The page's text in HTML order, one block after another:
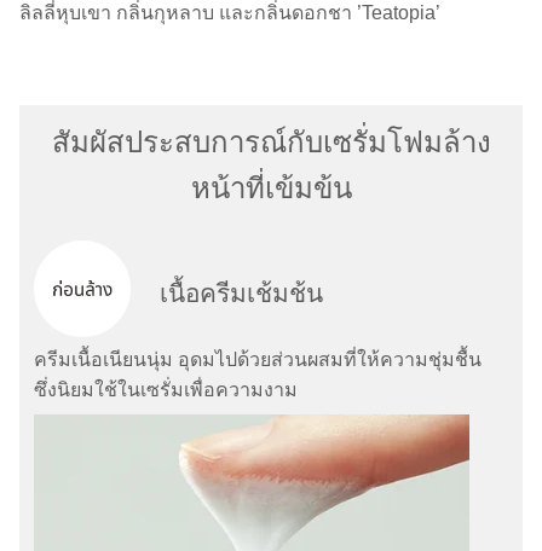
ลิลลี่หุบเขา กลิ่นกุหลาบ และกลิ่นดอกชา ’Teatopia’
สัมผัสประสบการณ์กับเซรั่มโฟมล้าง
หน้าที่เข้มข้น
เนื้อครีมเช้มช้น
ครีมเนื้อเนียนนุ่ม อุดมไปด้วยส่วนผสมที่ให้ความชุ่มชื้น
ซึ่งนิยมใช้ในเซรั่มเพื่อความงาม